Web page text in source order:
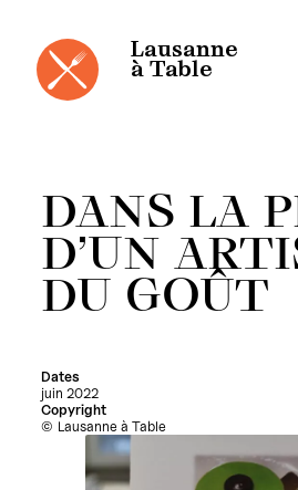
contenu
Lausanne
à Table
DANS LA
D’UN
DU GOÛT
Dates
juin 2022
Copyright
Lausanne à Table